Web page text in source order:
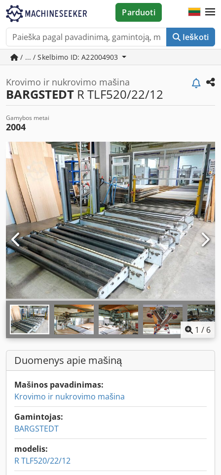
Ieškoti
Parduoti
/ ... / Skelbimo ID: A22004903
Krovimo ir nukrovimo mašina
BARGSTEDT R TLF520/22/12
Gamybos metai
2004
1 /6
Duomenys apie mašiną
Mašinos pavadinimas:
Krovimo ir nukrovimo mašina
Gamintojas:
BARGSTEDT
modelis:
R TLF520/22/12